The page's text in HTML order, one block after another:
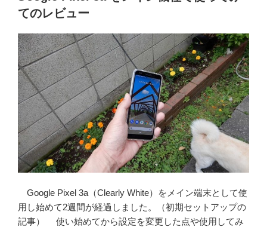
日:
てのレビュー
Google Pixel 3a（Clearly White）をメイン端末として使
用し始めて2週間が経過しました。（初期セットアップの
記事） 使い始めてから設定を変更した点や使用してみ